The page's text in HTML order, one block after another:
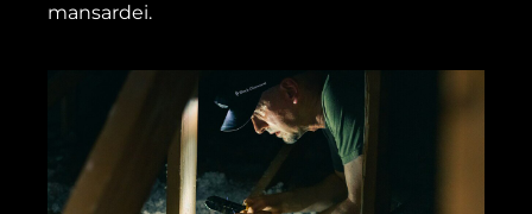
mansardei.